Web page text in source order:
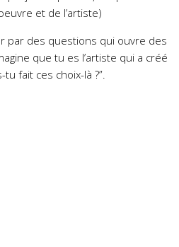
et de l’artiste)
par des questions qui ouvre des
que tu es l’artiste qui a créé
fait ces choix-là ?”.